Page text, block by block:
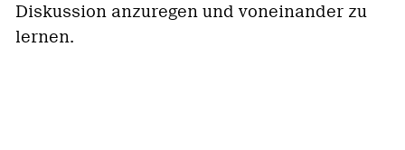
Diskussion anzuregen und voneinander zu
lernen.